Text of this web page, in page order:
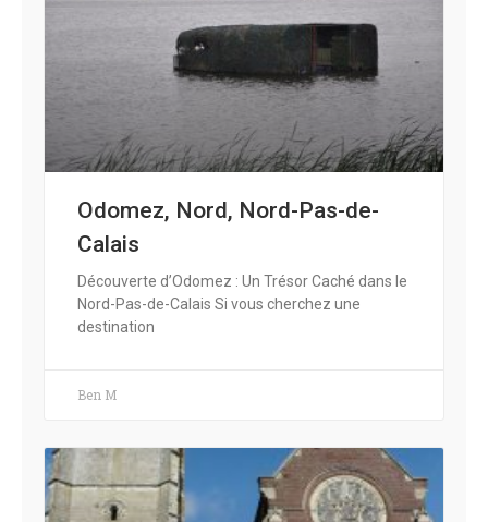
Odomez, Nord, Nord-Pas-de-
Calais
Découverte d’Odomez : Un Trésor Caché dans le
Nord-Pas-de-Calais Si vous cherchez une
destination
Ben M